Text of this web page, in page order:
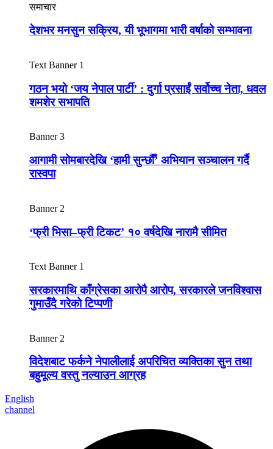
समाचार
देशभर मनसुन सक्रिय, यी भूभागमा भारी वर्षाको सम्भावना
Text Banner 1
गठन भयो ‘जय नेपाल पार्टी’ : दुर्गा प्रसाईं सर्वोच्च नेता, धवल
शमशेर सभापति
Banner 3
आगामी सोमबारदेखि ‘हामी सुन्छौँ’ अभियान सञ्चालन गर्दै
रास्वपा
Banner 2
‘फ्री भिसा–फ्री टिकट’ १० वर्षदेखि नारामै सीमित
Text Banner 1
सरकारमाथि काँग्रेसका आरोपै आरोप, सरकारले जनविश्वास
गुमाउँदै गरेको टिप्पणी
Banner 2
विदेशबाट फर्कने नेपालीलाई अपरिचित व्यक्तिका सुन तथा
बहुमूल्य वस्तु नल्याउन आग्रह
English
channel